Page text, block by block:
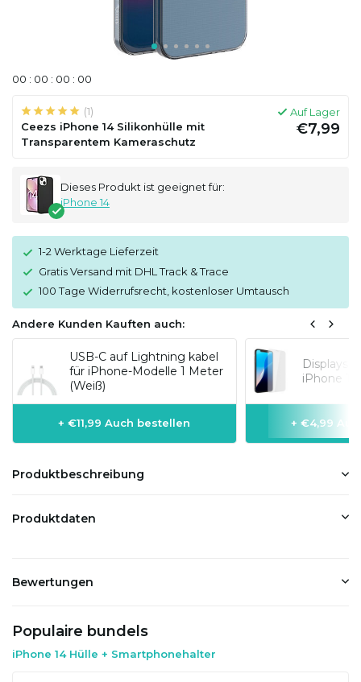
00 : 00 : 00 : 00
(1)
Ceezs iPhone 14 Silikonhülle mit
Transparentem Kameraschutz
Auf Lager
€7,99
Dieses Produkt ist geeignet für:
iPhone 14
1-2 Werktage Lieferzeit
Gratis Versand mit DHL Track & Trace
100 Tage Widerrufsrecht, kostenloser Umtausch
Andere Kunden Kauften auch:
USB-C auf Lightning kabel
für iPhone-Modelle 1 Meter
(Weiß)
+ €11,99 Auch bestellen
iPhone 14
+ €4,99
Produktbeschreibung
Produktdaten
Bewertungen
Populaire bundels
iPhone 14 Hülle + Smartphonehalter